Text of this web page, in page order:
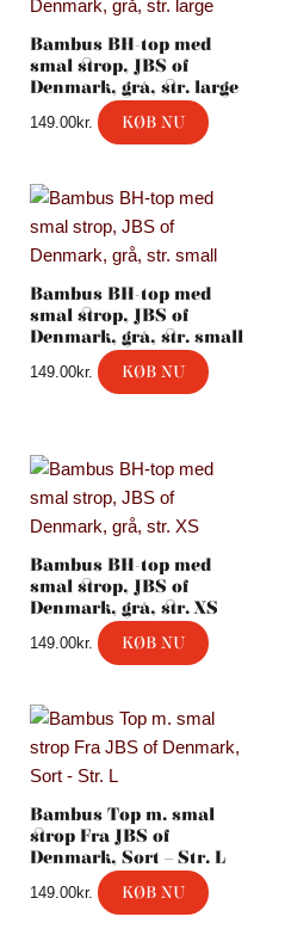
Bambus BH-top med
smal strop, JBS of
Denmark, grå, str. large
149.00kr. KØB NU
Bambus BH-top med
smal strop, JBS of
Denmark, grå, str. small
149.00kr. KØB NU
Bambus BH-top med
smal strop, JBS of
Denmark, grå, str. XS
149.00kr. KØB NU
Bambus Top m. smal
strop Fra JBS of
Denmark, Sort – Str. L
149.00kr. KØB NU